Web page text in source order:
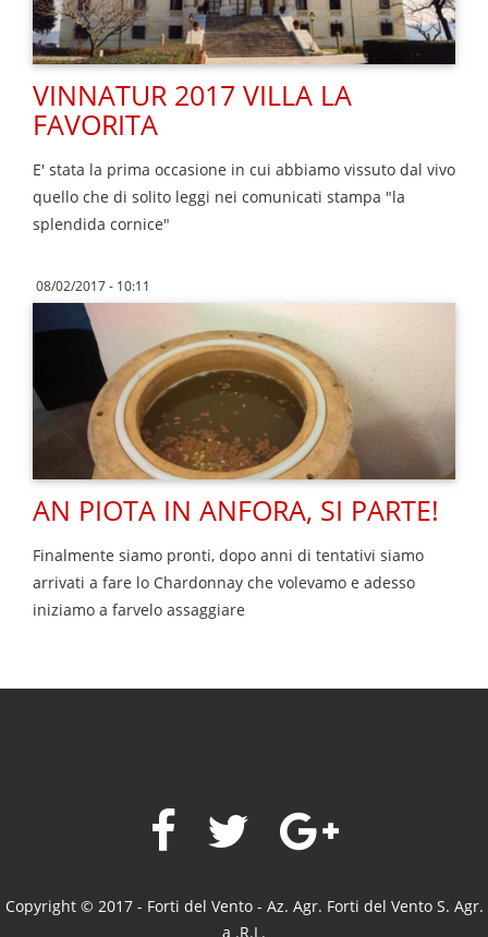
VINNATUR 2017 VILLA LA
FAVORITA
E' stata la prima occasione in cui abbiamo vissuto dal vivo
quello che di solito leggi nei comunicati stampa "la
splendida cornice"
08/02/2017 - 10:11
AN PIOTA IN ANFORA, SI PARTE!
Finalmente siamo pronti, dopo anni di tentativi siamo
arrivati a fare lo Chardonnay che volevamo e adesso
iniziamo a farvelo assaggiare
Copyright © 2017 - Forti del Vento - Az. Agr. Forti del Vento S. Agr.
a .R.L.